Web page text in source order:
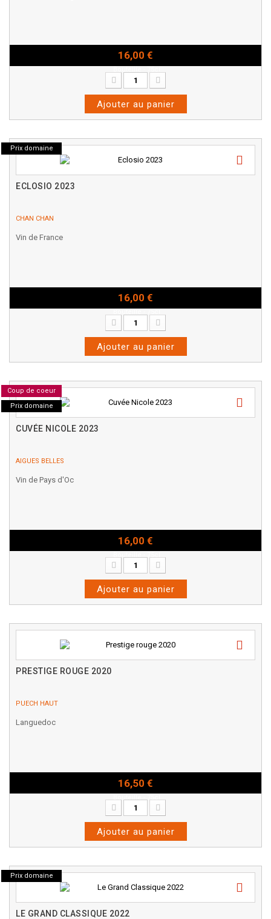
16,00 €
Ajouter au panier
Prix domaine
ECLOSIO 2023
CHAN CHAN
Vin de France
16,00 €
Ajouter au panier
Coup de coeur
Prix domaine
CUVÉE NICOLE 2023
AIGUES BELLES
Vin de Pays d'Oc
16,00 €
Ajouter au panier
PRESTIGE ROUGE 2020
PUECH HAUT
Languedoc
16,50 €
Ajouter au panier
Prix domaine
LE GRAND CLASSIQUE 2022